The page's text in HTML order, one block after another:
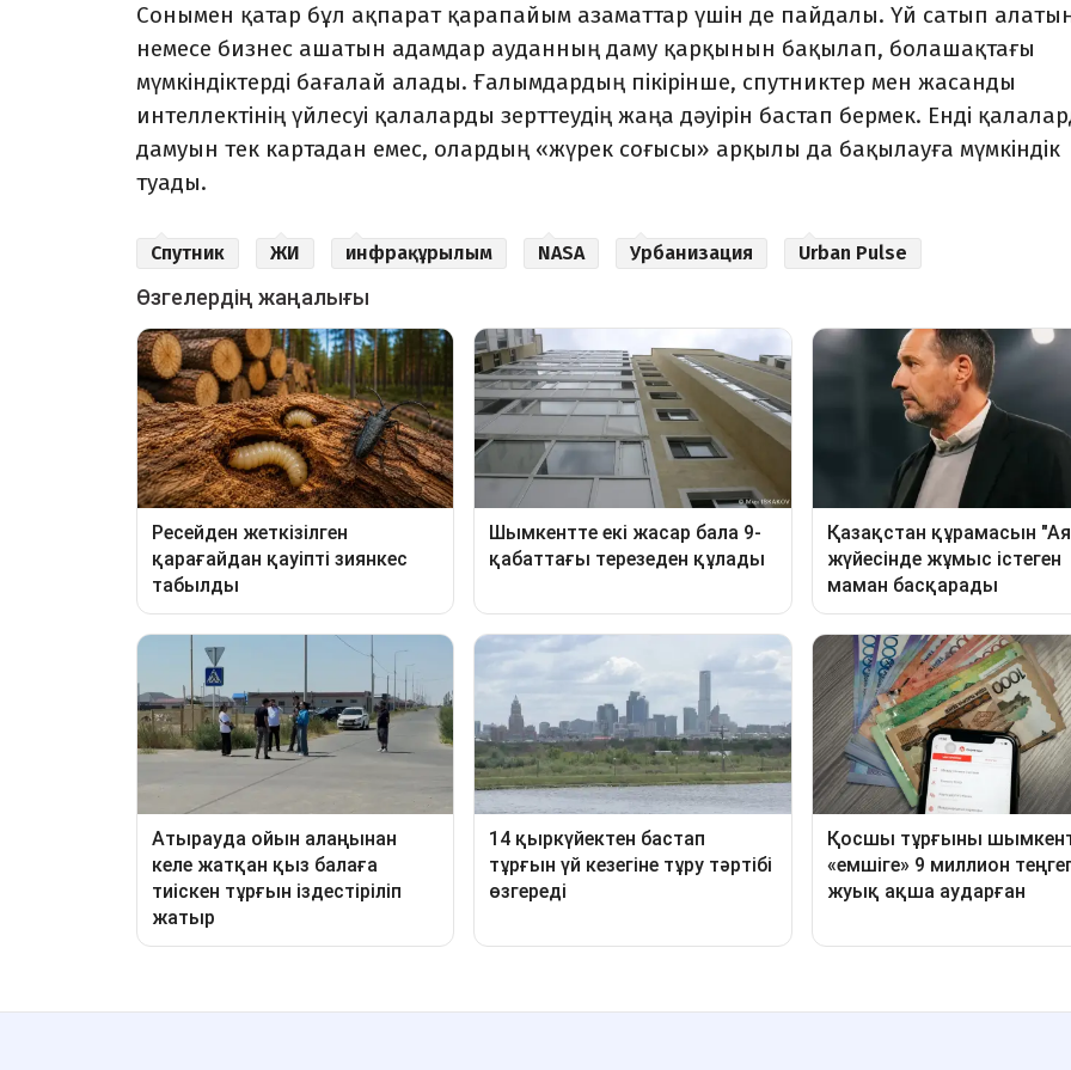
Сонымен қатар бұл ақпарат қарапайым азаматтар үшін де пайдалы. Үй сатып
немесе бизнес ашатын адамдар ауданның даму қарқынын бақылап, болашақтағы
мүмкіндіктерді бағалай алады. Ғалымдардың пікірінше, спутниктер мен жасанды
интеллектінің үйлесуі қалаларды зерттеудің жаңа дәуірін бастап бермек. Енді
дамуын тек картадан емес, олардың «жүрек соғысы» арқылы да бақылауға мүмкіндік
туады.
Спутник ЖИ инфрақұрылым NASA Урбанизация Urban Pulse